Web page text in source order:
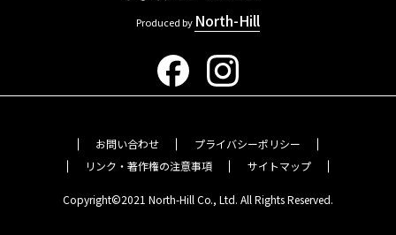
Produced by North-Hill
お問い合わせ
プライバシーポリシー
リンク・著作権の注意事項
サイトマップ
Copyright©2021 North-Hill Co., Ltd. All Rights Reserved.